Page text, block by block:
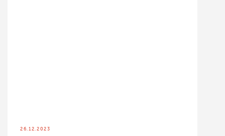
26.12.2023